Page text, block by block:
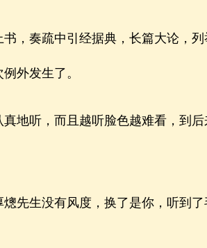
奏疏中引经据典，长篇大论，
外发生了。
听，而且越听脸色越难看，到
生没有风度，换了是你，听到了